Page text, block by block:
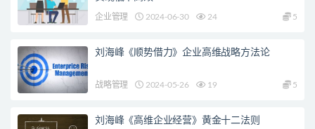
企业管理 2024-06-30 24 5
刘海峰《顺势借力》企业高维战略方法论
战略管理 2024-05-26 19 5
刘海峰《高维企业经营》黄金十二法则